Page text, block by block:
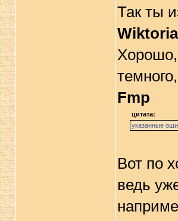
Так ты
Wiktoria
Хорошо,
Fmp
цитата:
указанные
Вот по
ведь